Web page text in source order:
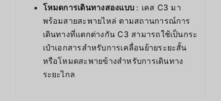
โหมดการเดินทางสองแบบ : เคส C3 มา
พร้อมสายสะพายไหล่ ตามสถานการณ์การ
เดินทางที่แตกต่างกัน C3 สามารถใช้เป็นกระ
เป๋าเอกสารสำหรับการเคลื่อนย้ายระยะสั้น
หรือโหมดสะพายข้างสำหรับการเดินทาง
ระยะไกล